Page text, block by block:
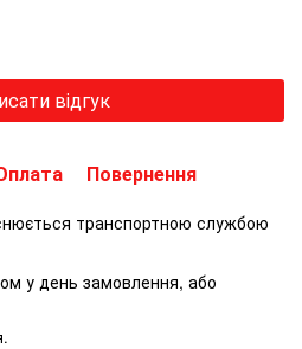
відгук
Повернення
транспортною службою
у день замовлення, або